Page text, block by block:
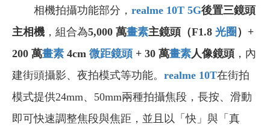
相機拍攝功能部分， realme 10T 5G後置三鏡頭
主相機 ，組合為5,000 萬畫素主鏡頭（F1.8 光圈 ）+
200 萬畫素 4cm 微距鏡頭+ 30 萬畫素人像鏡頭，內
建街頭攝影、夜拍模式等功能。 realme 10T在街拍
模式提供24mm、50mm兩種拍攝焦段，長按、滑動
即可快速調整焦段與焦距，並且以「快」與「真